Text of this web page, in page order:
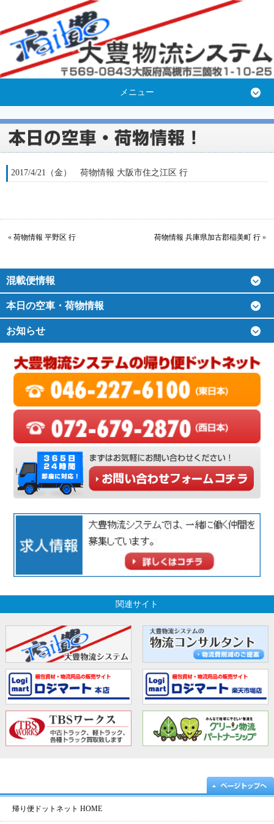
メニュー
2017/4/21（金） 荷物情報 大阪市住之江区 行
« 荷物情報 平野区 行 荷物情報 兵庫県加古郡稲美町 行 »
混載便情報
本日の空車・荷物情報
お知らせ
関連サイト
帰り便ドットネット HOME